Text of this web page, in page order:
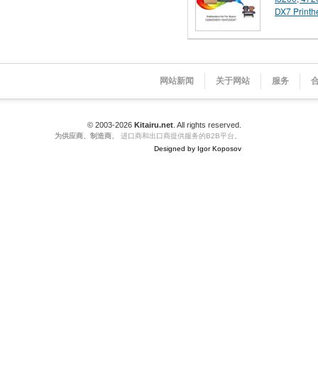
DX7
网站新闻 关于网站 服务
© 2003-2026 Kitairu.net . All rights reserved.
为供应商、制造商、
进口商和出口商提供服务的B2B平台。
Designed by Igor Koposov